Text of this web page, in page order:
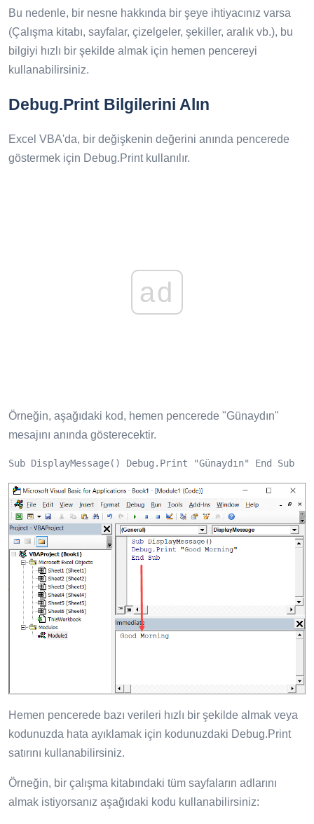
Bu nedenle, bir nesne hakkında bir şeye ihtiyacınız varsa
(Çalışma kitabı, sayfalar, çizelgeler, şekiller, aralık vb.), bu
bilgiyi hızlı bir şekilde almak için hemen pencereyi
kullanabilirsiniz.
Debug.Print Bilgilerini Alın
Excel VBA'da, bir değişkenin değerini anında pencerede
göstermek için Debug.Print kullanılır.
ad
Örneğin, aşağıdaki kod, hemen pencerede "Günaydın"
mesajını anında gösterecektir.
Sub DisplayMessage() Debug.Print "Günaydın" End Sub
Hemen pencerede bazı verileri hızlı bir şekilde almak veya
kodunuzda hata ayıklamak için kodunuzdaki Debug.Print
satırını kullanabilirsiniz.
Örneğin, bir çalışma kitabındaki tüm sayfaların adlarını
almak istiyorsanız aşağıdaki kodu kullanabilirsiniz: